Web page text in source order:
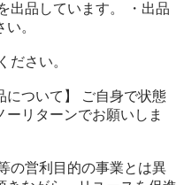
出品しています。 ・出品
い。
ださい。
について】 ご自身で状態
リターンでお願いしま
の営利目的の事業とは異